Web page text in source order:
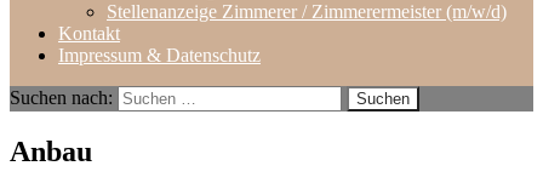
Stellenanzeige Zimmerer / Zimmerermeister (m/w/d)
Kontakt
Impressum & Datenschutz
Suchen nach:
Anbau